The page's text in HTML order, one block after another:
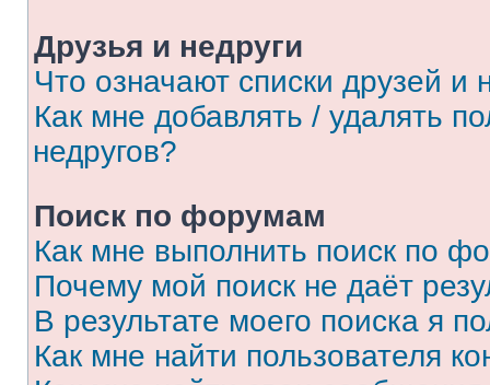
Друзья и недруги
Что означают списки друзей и
Как мне добавлять / удалять
недругов?
Поиск по форумам
Как мне выполнить поиск по
Почему мой поиск не даёт
В результате моего поиска я
Как мне найти пользователя